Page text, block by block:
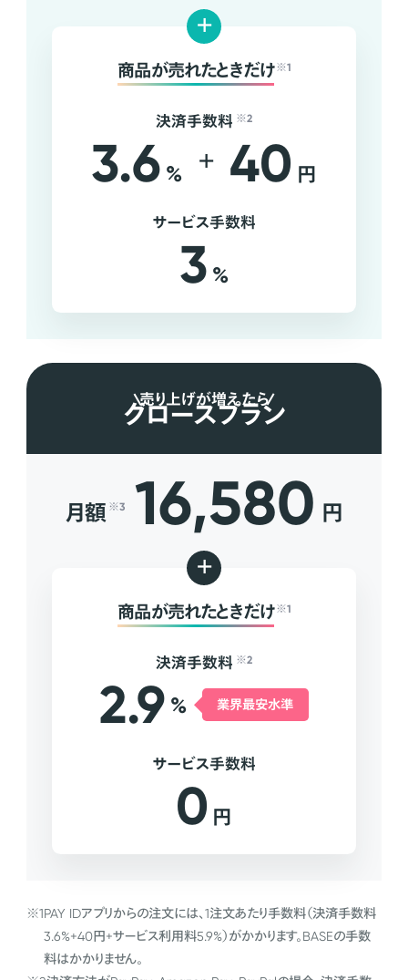
+
商品が売れたときだけ ※1
決済手数料 ※2
3.6 % + 40 円
サービス手数料
3 %
売り上げが増えたら
グロースプラン
月額 ※3 16,580 円
+
商品が売れたときだけ ※1
決済手数料 ※2
2.9 % 業界最安水準
サービス手数料
0 円
※1PAY IDアプリからの注文には、1注文あたり手数料（決済手数料
3.6%+40円+サービス利用料5.9%）がかかります。BASEの手数
料はかかりません。